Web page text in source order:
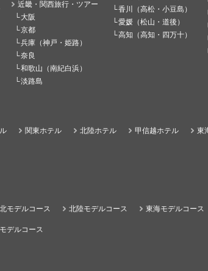
近畿・関西旅行・ツアー
大阪
京都
兵庫（神戸・姫路）
奈良
和歌山（南紀白浜）
淡路島
香川（高松・小豆島）
愛媛（松山・道後）
高知（高知・四万十）
関東ホテル 北陸ホテル 甲信越ホテル 東
モデルコース 北陸モデルコース 東海モデルコース
デルコース